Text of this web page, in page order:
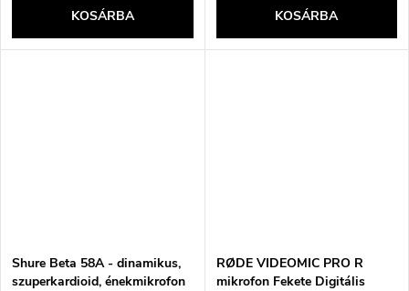
KOSÁRBA KOSÁRBA
Shure Beta 58A - dinamikus,
szuperkardioid, énekmikrofon
RØDE VIDEOMIC PRO R
mikrofon Fekete Digitális